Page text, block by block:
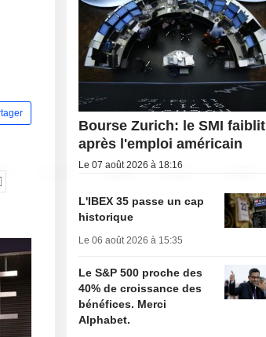
Bourse Zurich: le SMI faiblit
après l'emploi américain
Le 07 août 2026 à 18:16
L'IBEX 35 passe un cap
historique
Le 06 août 2026 à 15:35
Le S&P 500 proche des
40% de croissance des
bénéfices. Merci
Alphabet.